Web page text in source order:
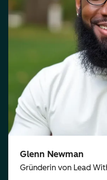
Glenn Newman
Gründerin von Lead